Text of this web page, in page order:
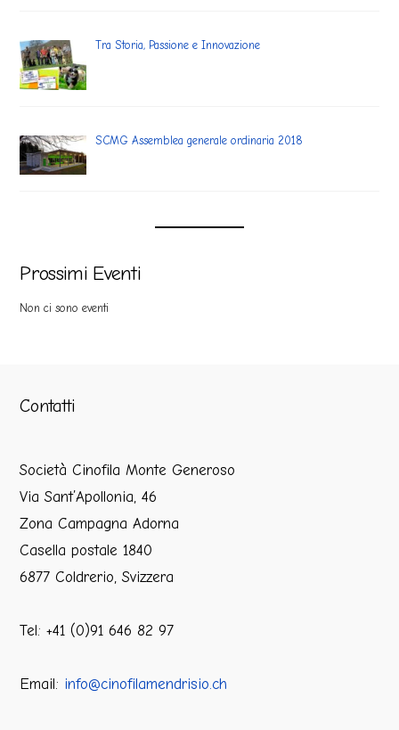
Tra Storia, Passione e Innovazione
SCMG Assemblea generale ordinaria 2018
Prossimi Eventi
Non ci sono eventi
Contatti
Società Cinofila Monte Generoso
Via Sant’Apollonia, 46
Zona Campagna Adorna
Casella postale 1840
6877 Coldrerio, Svizzera
Tel: +41 (0)91 646 82 97
Email: info@cinofilamendrisio.ch